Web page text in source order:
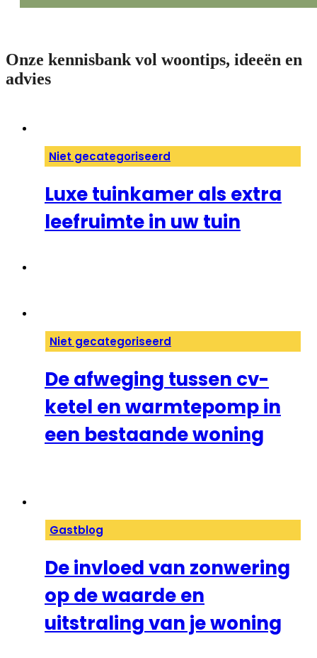
Onze kennisbank vol woontips, ideeën en
advies
Niet gecategoriseerd
Luxe tuinkamer als extra
leefruimte in uw tuin
Niet gecategoriseerd
De afweging tussen cv-
ketel en warmtepomp in
een bestaande woning
Gastblog
De invloed van zonwering
op de waarde en
uitstraling van je woning